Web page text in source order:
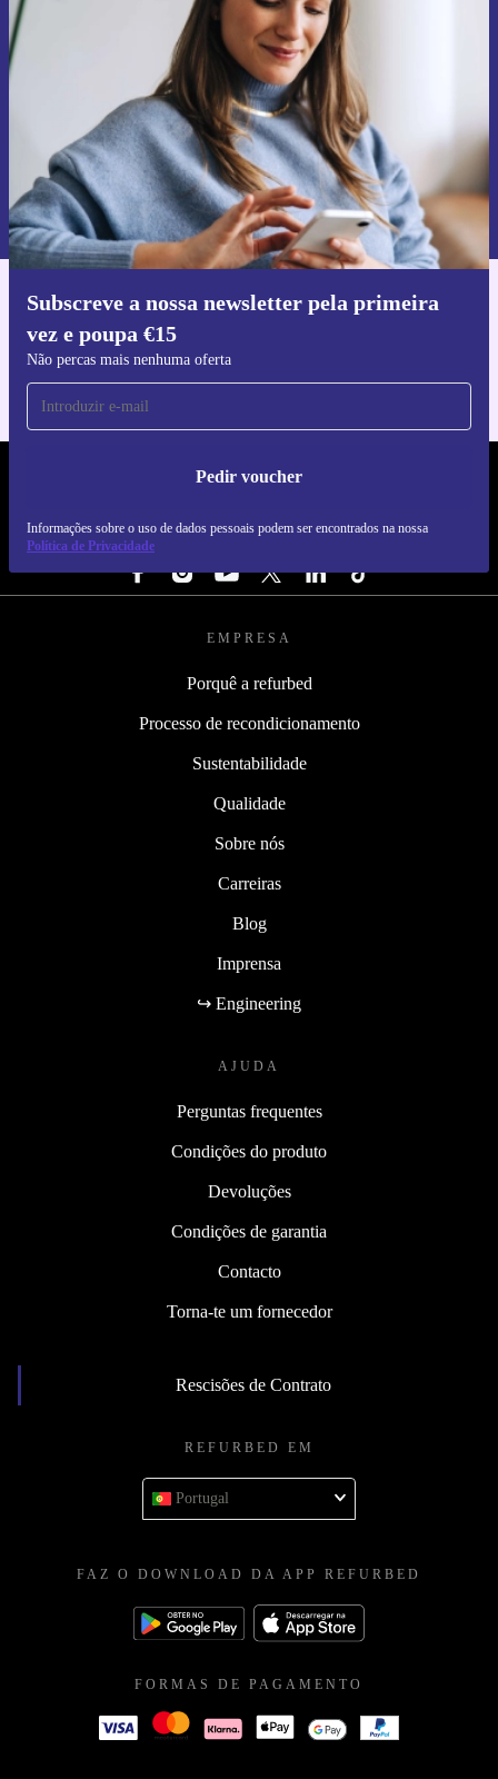
Subscreve a nossa newsletter pela primeira
vez e poupa €15
Não percas mais nenhuma oferta
Pedir voucher
Informações sobre o uso de dados pessoais podem ser encontrados na nossa
Política de Privacidade
primeira vez e poupa 15€!
Não percas mais nenhuma oferta.
Pedir voucher
Informações sobre o uso de dados pessoais podem ser encontrados na
nossa
Política de Privacidade.
Faz o download da app refurbed
Para iOS e Android
REFURBED PORTUGAL - RETHINK NEW.
SEGUE-NOS
EMPRESA
Porquê a refurbed
Processo de recondicionamento
Sustentabilidade
Qualidade
Sobre nós
Carreiras
Blog
Imprensa
↪ Engineering
AJUDA
Perguntas frequentes
Condições do produto
Devoluções
Condições de garantia
Contacto
Torna-te um fornecedor
Rescisões de Contrato
REFURBED EM
Portugal
FAZ O DOWNLOAD DA APP REFURBED
FORMAS DE PAGAMENTO